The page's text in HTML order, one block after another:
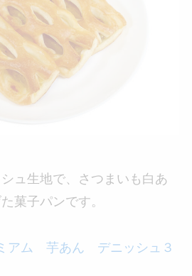
ュ生地で、さつまいも白あ
菓子パンです。
アム 芋あん デニッシュ３